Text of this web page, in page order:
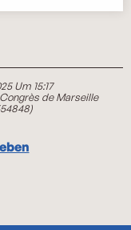
Um 15:17
de Marseille
)